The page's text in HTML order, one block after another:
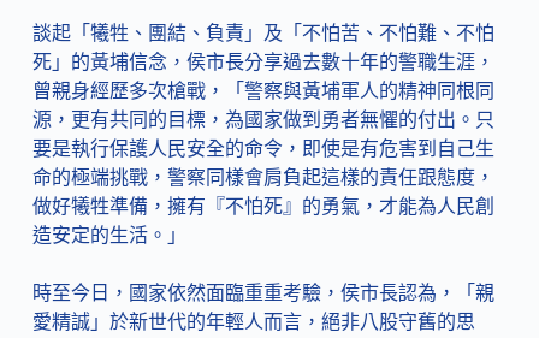
談起「犧牲、團結、負責」及「不怕苦、不怕難、不怕
死」的黃埔信念，侯市長分享過去數十年的警職生涯，
曾親身經歷多次槍戰，「警察與黃埔軍人的精神同根同
源，更有共同的目標，為國家做到勇者無懼的付出。只
要是執行保護人民安全的命令，即使是有危害到自己生
命的極端挑戰，警察同樣會肩負起這樣的責任跟態度，
做好犧牲準備，擁有『不怕死』的勇氣，才能為人民創
造安定的生活。」
時至今日，國家依然面臨重重考驗，侯市長認為，「親
愛精誠」於新世代的年輕人而言，絕非八股守舊的思